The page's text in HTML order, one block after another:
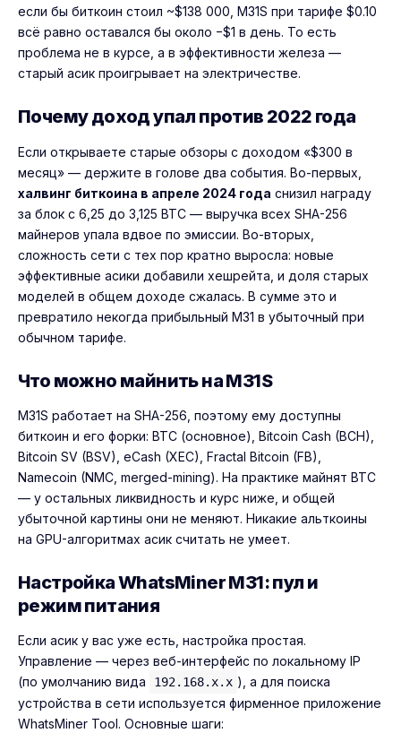
если бы биткоин стоил ~$138 000, M31S при тарифе $0.10
всё равно оставался бы около −$1 в день. То есть
проблема не в курсе, а в эффективности железа —
старый асик проигрывает на электричестве.
Почему доход упал против 2022 года
Если открываете старые обзоры с доходом «$300 в
месяц» — держите в голове два события. Во-первых,
халвинг биткоина в апреле 2024 года снизил награду
за блок с 6,25 до 3,125 BTC — выручка всех SHA-256
майнеров упала вдвое по эмиссии. Во-вторых,
сложность сети с тех пор кратно выросла: новые
эффективные асики добавили хешрейта, и доля старых
моделей в общем доходе сжалась. В сумме это и
превратило некогда прибыльный M31 в убыточный при
обычном тарифе.
Что можно майнить на M31S
M31S работает на SHA-256, поэтому ему доступны
биткоин и его форки: BTC (основное), Bitcoin Cash (BCH),
Bitcoin SV (BSV), eCash (XEC), Fractal Bitcoin (FB),
Namecoin (NMC, merged-mining). На практике майнят BTC
— у остальных ликвидность и курс ниже, и общей
убыточной картины они не меняют. Никакие альткоины
на GPU-алгоритмах асик считать не умеет.
Настройка WhatsMiner M31: пул и
режим питания
Если асик у вас уже есть, настройка простая.
Управление — через веб-интерфейс по локальному IP
(по умолчанию вида
192.168.x.x ), а для поиска
устройства в сети используется фирменное приложение
WhatsMiner Tool. Основные шаги: